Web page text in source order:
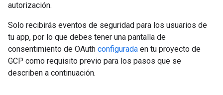
autorización.
Solo recibirás eventos de seguridad para los usuarios de
tu app, por lo que debes tener una pantalla de
consentimiento de OAuth configurada en tu proyecto de
GCP como requisito previo para los pasos que se
describen a continuación.